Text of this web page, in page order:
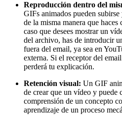
Reproducción dentro del
GIFs animados pueden
de la misma manera que
caso que desees mostrar un
del archivo, has de introducir
fuera del email, ya sea en
externa. Si el receptor del
perderá tu explicación.
Retención visual: Un GIF
de crear que un vídeo y puede
comprensión de un concepto
aprendizaje de un proceso